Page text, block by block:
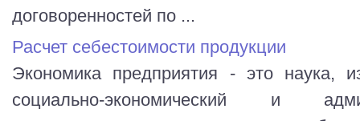
договоренностей по ...
Расчет себестоимости продукции
Экономика предприятия - это наука,
социально-экономический и